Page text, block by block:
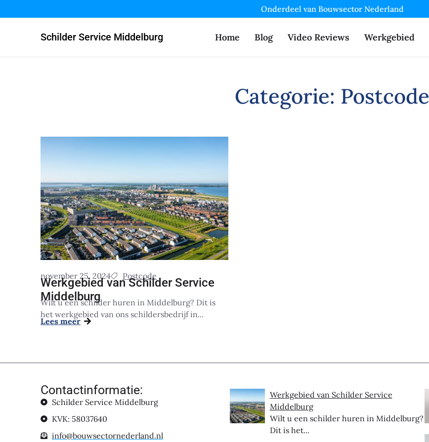
Onderdeel van Bouwsector Nederland
Schilder Service Middelburg Home Blog Video Reviews Werkgebied
Categorie: Postcode
november 25, 2024 Postcode
Werkgebied van Schilder Service
Middelburg
Wilt u een schilder huren in Middelburg? Dit is
het werkgebied van ons schildersbedrijf in...
Lees meer
Contactinformatie:
Schilder Service Middelburg
KVK: 58037640
info@bouwsectornederland.nl
Werkgebied van Schilder Service
Middelburg
Wilt u een schilder huren in Middelburg?
Dit is het...